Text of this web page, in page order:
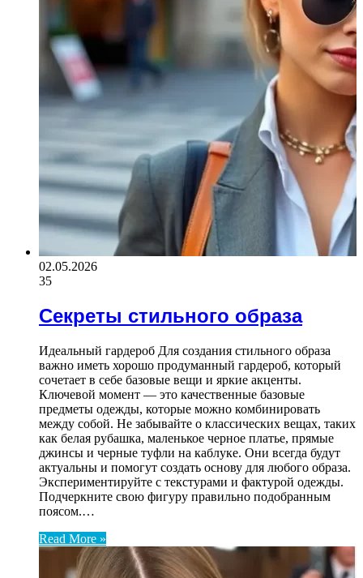
02.05.2026
35
Секреты стильного образа
Идеальный гардероб Для создания стильного образа
важно иметь хорошо продуманный гардероб, который
сочетает в себе базовые вещи и яркие акценты.
Ключевой момент — это качественные базовые
предметы одежды, которые можно комбинировать
между собой. Не забывайте о классических вещах, таких
как белая рубашка, маленькое черное платье, прямые
джинсы и черные туфли на каблуке. Они всегда будут
актуальны и помогут создать основу для любого образа.
Экспериментируйте с текстурами и фактурой одежды.
Подчеркните свою фигуру правильно подобранным
поясом.…
Read More »